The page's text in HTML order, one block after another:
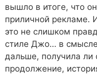
вышло в итоге, что
приличной рекламе.
это не слишком
стиле Джо… в
дальше, получила ли
продолжение,